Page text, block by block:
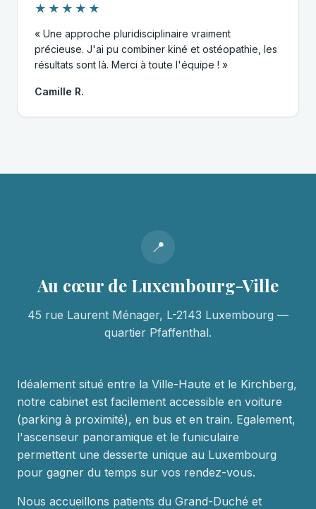
★★★★★
« Une approche pluridisciplinaire vraiment
précieuse. J'ai pu combiner kiné et ostéopathie, les
résultats sont là. Merci à toute l'équipe ! »
Camille R.
📍
Au cœur de Luxembourg-Ville
45 rue Laurent Ménager, L-2143 Luxembourg —
quartier Pfaffenthal.
Idéalement situé entre la Ville-Haute et le Kirchberg,
notre cabinet est facilement accessible en voiture
(parking à proximité), en bus et en train. Egalement,
l'ascenseur panoramique et le funiculaire
permettent une desserte unique au Luxembourg
pour gagner du temps sur vos rendez-vous.
Nous accueillons patients du Grand-Duché et